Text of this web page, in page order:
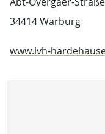
34414 Warburg
www.lvh-